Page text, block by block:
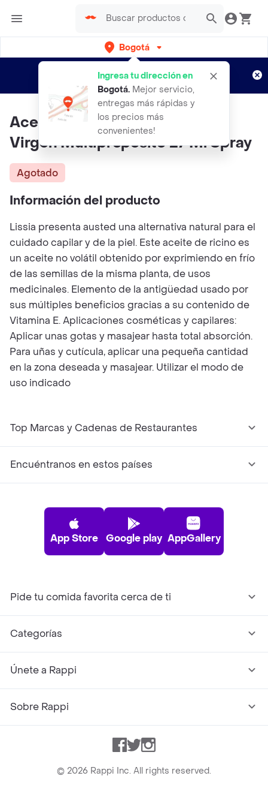
Bogotá
Ingresa tu dirección en
Bogotá. Mejor servicio,
entregas más rápidas y
los precios más
convenientes!
envíos gratis por semanas
Aplican TyC
Aceite De Ricíno Lissia 100%
Virgen Multipropósito 27 Ml Spray
Agotado
Información del producto
Lissia presenta austed una alternativa natural para el
cuidado capilar y de la piel. Este aceite de ricino es
un aceite no volátil obtenido por exprimiendo en frío
de las semillas de la misma planta, de usos
medicinales. Elemento de la antigüedad usado por
sus múltiples beneficios gracias a su contenido de
Vitamina E. Aplicaciones cosméticas y capilares:
Aplicar unas gotas y masajear hasta total absorción.
Para uñas y cutícula, aplicar una pequeña cantidad
en la zona deseada y masajear. Utilizar el modo de
uso indicado
Top Marcas y Cadenas de Restaurantes
Encuéntranos en estos países
App Store Google play AppGallery
Pide tu comida favorita cerca de ti
Categorías
Únete a Rappi
Sobre Rappi
Facebook
TwitterInstagram
© 2026 Rappi Inc. All rights reserved.